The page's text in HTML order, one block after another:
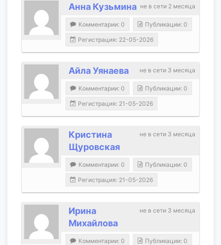
не в сети 2 месяца
Анна Кузьмина
Комментарии: 0 Публикации: 0
Регистрация: 22-05-2026
не в сети 3 месяца
Айла Уянаева
Комментарии: 0 Публикации: 0
Регистрация: 21-05-2026
не в сети 3 месяца
Кристина
Щуровская
Комментарии: 0 Публикации: 0
Регистрация: 21-05-2026
не в сети 3 месяца
Ирина
Михайлова
Комментарии: 0 Публикации: 0